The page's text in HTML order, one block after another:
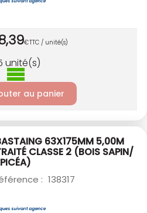
,39€TTC / unité(s)
unité(s)
au panier
63X175MM 5,00M
CLASSE 2 (BOIS SAPIN/
: 138317